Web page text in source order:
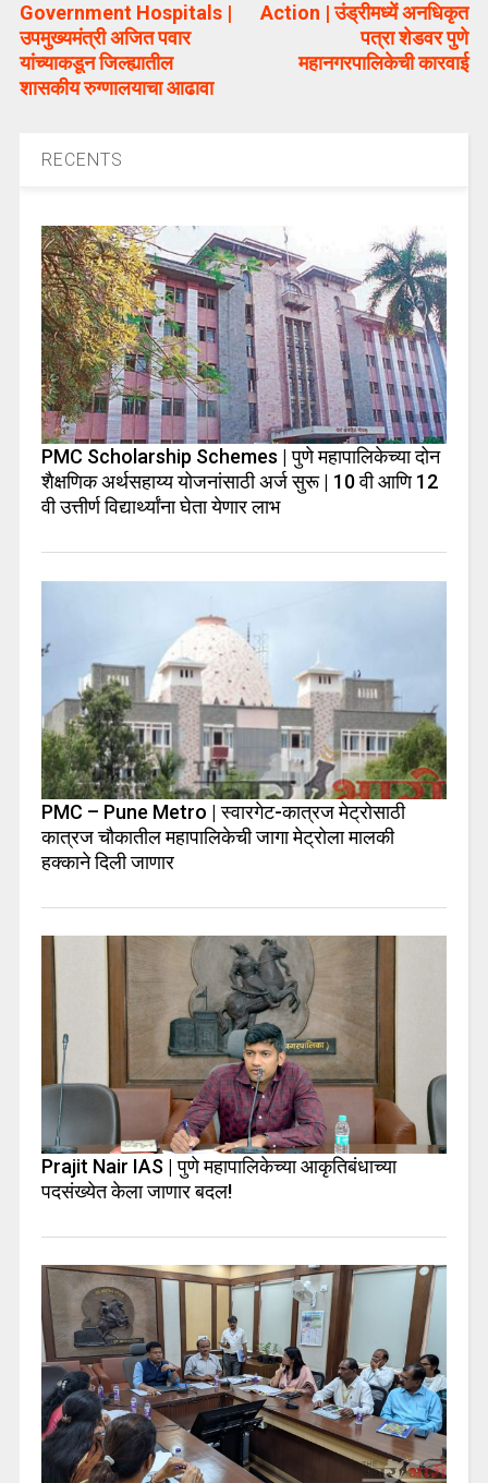
Government Hospitals |
उपमुख्यमंत्री अजित पवार
यांच्याकडून जिल्ह्यातील
शासकीय रुग्णालयाचा आढावा
Action | उंड्रीमध्यें अनधिकृत
पत्रा शेडवर पुणे
महानगरपालिकेची कारवाई
RECENTS
PMC Scholarship Schemes | पुणे महापालिकेच्या दोन
शैक्षणिक अर्थसहाय्य योजनांसाठी अर्ज सुरू | 10 वी आणि 12
वी उत्तीर्ण विद्यार्थ्यांना घेता येणार लाभ
PMC – Pune Metro | स्वारगेट-कात्रज मेट्रोसाठी
कात्रज चौकातील महापालिकेची जागा मेट्रोला मालकी
हक्काने दिली जाणार
Prajit Nair IAS | पुणे महापालिकेच्या आकृतिबंधाच्या
पदसंख्येत केला जाणार बदल!